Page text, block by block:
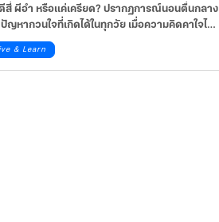
สี่ ผีอำ หรือแค่เครียด? ปรากฏการณ์นอนตื่นกลาง
ญหากวนใจที่เกิดได้ในทุกวัย เมื่อความคิดคาใจไหล
นในคืนเดียว
& Learn